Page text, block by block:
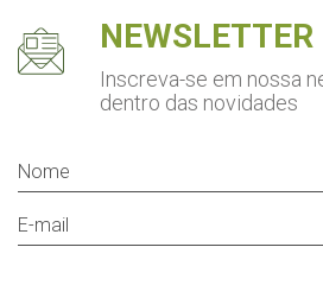
NEWSLETTER
Inscreva-se em nossa
dentro das novidades